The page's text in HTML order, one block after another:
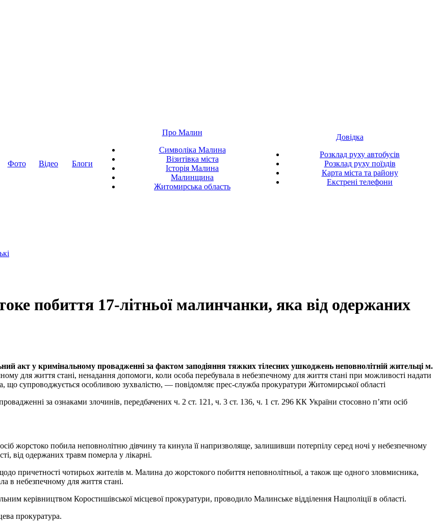
Фото Відео Блоги
Про Малин
Символіка Малина
Візитівка міста
Історія Малина
Малинщина
Житомирська область
Довідка
Розклад руху автобусів
Розклад руху поїздів
Карта міста та району
Екстрені телефони
побиття 17-літньої малинчанки, яка від одержаних
акт у кримінальному провадженні за фактом заподіяння тяжких тілесних ушкоджень неповнолітній жительці м.
для життя стані, ненадання допомоги, коли особа перебувала в небезпечному для життя стані при можливості надати
що супроводжується особливою зухвалістю, — повідомляє прес-служба прокуратури Житомирської області
за ознаками злочинів, передбачених ч. 2 ст. 121, ч. 3 ст. 136, ч. 1 ст. 296 КК України стосовно п’яти осіб
жорстоко побила неповнолітню дівчину та кинула її напризволяще, залишивши потерпілу серед ночі у небезпечному
від одержаних травм померла у лікарні.
причетності чотирьох жителів м. Малина до жорстокого побиття неповнолітньої, а також ще одного зловмисника,
в небезпечному для життя стані.
керівництвом Коростишівської місцевої прокуратури, проводило Малинське відділення Нацполіції в області.
прокуратура.